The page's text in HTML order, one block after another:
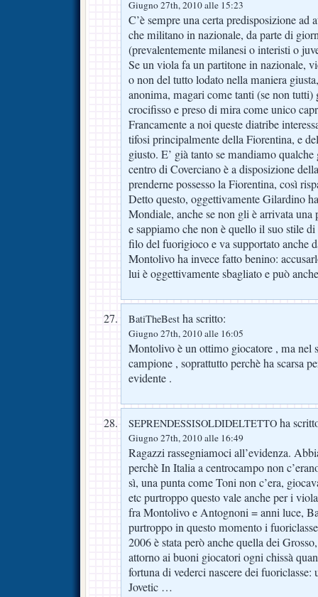
Giugno 27th, 2010 alle 15:23
C’è sempre una certa predisposizione ad
che militano in nazionale, da parte di
(prevalentemente milanesi o interisti o
Se un viola fa un partitone in nazionale,
o non del tutto lodato nella maniera
anonima, magari come tanti (se non
crocifisso e preso di mira come unico
Francamente a noi queste diatribe
tifosi principalmente della Fiorentina, e
giusto. E’ già tanto se mandiamo
centro di Coverciano è a disposizione
prenderne possesso la Fiorentina, così
Detto questo, oggettivamente Gilardino
Mondiale, anche se non gli è arrivata una
e sappiamo che non è quello il suo stile
filo del fuorigioco e va supportato anche
Montolivo ha invece fatto benino:
lui è oggettivamente sbagliato e può
BatiTheBest ha scritto:
Giugno 27th, 2010 alle 16:05
Montolivo è un ottimo giocatore , ma nel
campione , soprattutto perchè ha scarsa
evidente .
SEPRENDESSISOLDIDELTETTO ha
Giugno 27th, 2010 alle 16:49
Ragazzi rassegniamoci all’evidenza.
perchè In Italia a centrocampo non
sì, una punta come Toni non c’era,
etc purtroppo questo vale anche per i
fra Montolivo e Antognoni = anni luce,
purtroppo in questo momento i
2006 è stata però anche quella dei
attorno ai buoni giocatori ogni chissà
fortuna di vederci nascere dei fuoriclasse:
Jovetic …